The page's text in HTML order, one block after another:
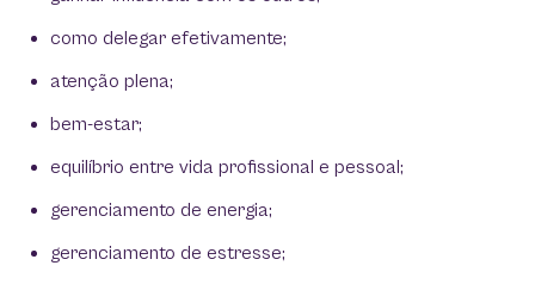
como delegar efetivamente;
atenção plena;
bem-estar;
equilíbrio entre vida profissional e pessoal;
gerenciamento de energia;
gerenciamento de estresse;